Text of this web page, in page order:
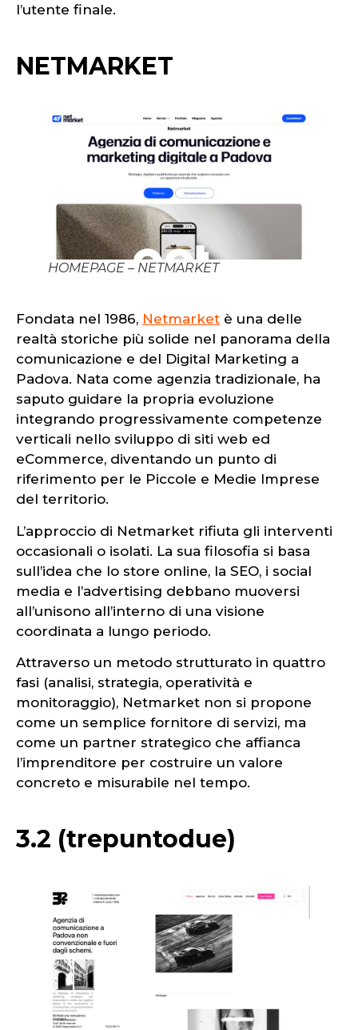
l’utente finale.
NETMARKET
HOMEPAGE – NETMARKET
Fondata nel 1986, Netmarket è una delle
realtà storiche più solide nel panorama della
comunicazione e del Digital Marketing a
Padova. Nata come agenzia tradizionale, ha
saputo guidare la propria evoluzione
integrando progressivamente competenze
verticali nello sviluppo di siti web ed
eCommerce, diventando un punto di
riferimento per le Piccole e Medie Imprese
del territorio.
L’approccio di Netmarket rifiuta gli interventi
occasionali o isolati. La sua filosofia si basa
sull’idea che lo store online, la SEO, i social
media e l’advertising debbano muoversi
all’unisono all’interno di una visione
coordinata a lungo periodo.
Attraverso un metodo strutturato in quattro
fasi (analisi, strategia, operatività e
monitoraggio), Netmarket non si propone
come un semplice fornitore di servizi, ma
come un partner strategico che affianca
l’imprenditore per costruire un valore
concreto e misurabile nel tempo.
3.2 (trepuntodue)